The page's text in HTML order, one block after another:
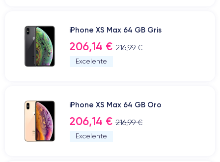
iPhone XS Max 64 GB Gris
206,14 € 216,99 €
Excelente
iPhone XS Max 64 GB Oro
206,14 € 216,99 €
Excelente